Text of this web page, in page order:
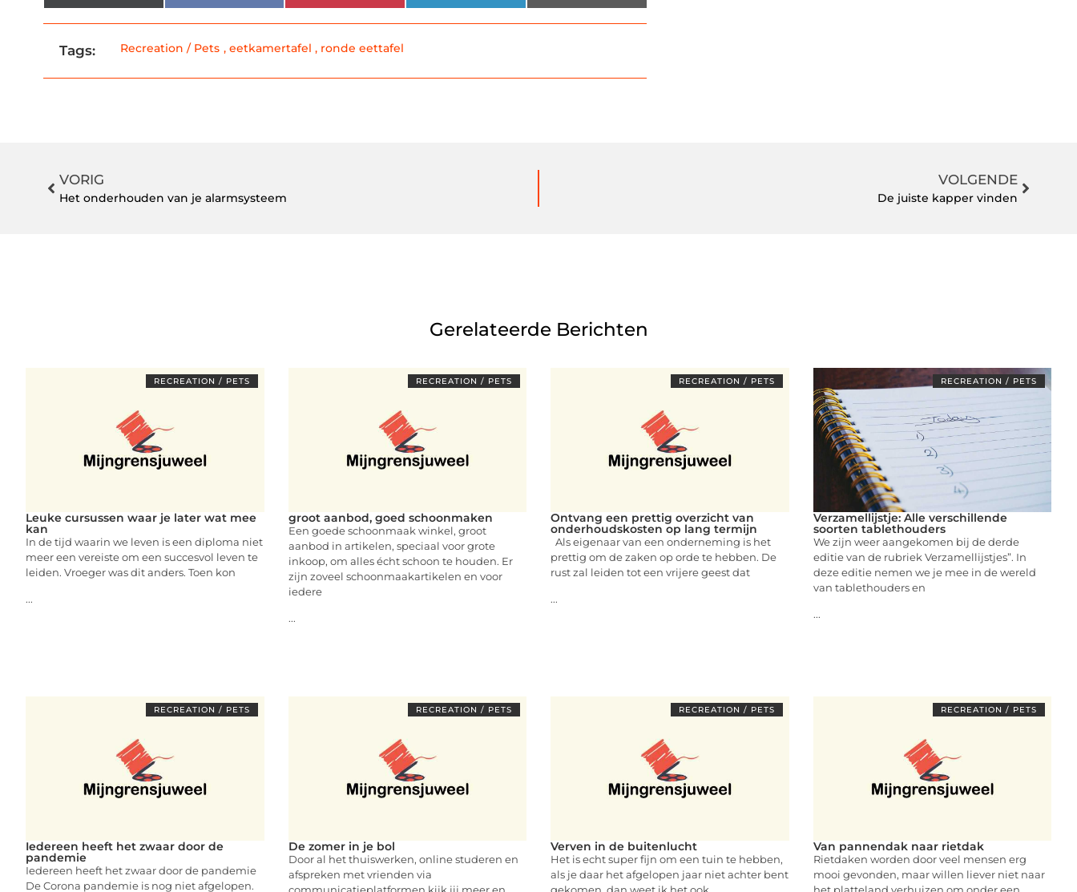
Tags: Recreation / Pets ,eetkamertafel , ronde eettafel
VORIG
Het onderhouden van je alarmsysteem
VOLGENDE
De juiste kapper vinden
Gerelateerde Berichten
RECREATION / PETS
Leuke cursussen waar je later wat mee
kan
In de tijd waarin we leven is een diploma niet
meer een vereiste om een succesvol leven te
leiden. Vroeger was dit anders. Toen kon
...
RECREATION / PETS
groot aanbod, goed schoonmaken
Een goede schoonmaak winkel, groot
aanbod in artikelen, speciaal voor grote
inkoop, om alles écht schoon te houden. Er
zijn zoveel schoonmaakartikelen en voor
iedere
...
RECREATION / PETS
Ontvang een prettig overzicht van
onderhoudskosten op lang termijn
Als eigenaar van een onderneming is het
prettig om de zaken op orde te hebben. De
rust zal leiden tot een vrijere geest dat
...
RECREATION / PETS
Verzamellijstje: Alle verschillende
soorten tablethouders
We zijn weer aangekomen bij de derde
editie van de rubriek Verzamellijstjes”. In
deze editie nemen we je mee in de wereld
van tablethouders en
...
RECREATION / PETS
Iedereen heeft het zwaar door de
pandemie
Iedereen heeft het zwaar door de pandemie
De Corona pandemie is nog niet afgelopen.
RECREATION / PETS
De zomer in je bol
Door al het thuiswerken, online studeren en
afspreken met vrienden via
communicatieplatformen kijk jij meer en
RECREATION / PETS
Verven in de buitenlucht
Het is echt super fijn om een tuin te hebben,
als je daar het afgelopen jaar niet achter bent
gekomen, dan weet ik het ook
RECREATION / PETS
Van pannendak naar rietdak
Rietdaken worden door veel mensen erg
mooi gevonden, maar willen liever niet naar
het platteland verhuizen om onder een